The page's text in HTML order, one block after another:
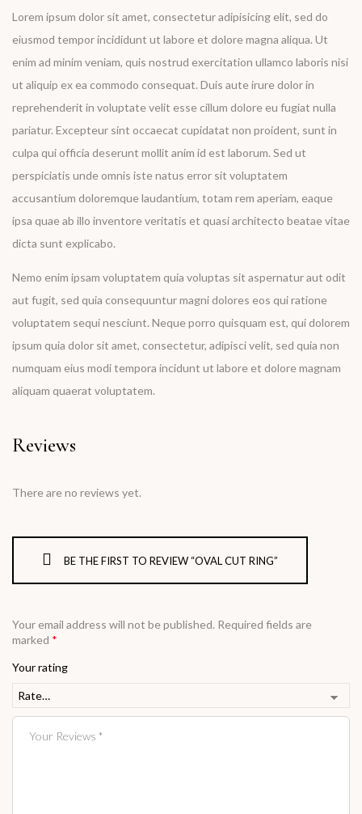
Lorem ipsum dolor sit amet, consectetur adipisicing elit, sed do
eiusmod tempor incididunt ut labore et dolore magna aliqua. Ut
enim ad minim veniam, quis nostrud exercitation ullamco laboris nisi
ut aliquip ex ea commodo consequat. Duis aute irure dolor in
reprehenderit in voluptate velit esse cillum dolore eu fugiat nulla
pariatur. Excepteur sint occaecat cupidatat non proident, sunt in
culpa qui officia deserunt mollit anim id est laborum. Sed ut
perspiciatis unde omnis iste natus error sit voluptatem
accusantium doloremque laudantium, totam rem aperiam, eaque
ipsa quae ab illo inventore veritatis et quasi architecto beatae vitae
dicta sunt explicabo.
Nemo enim ipsam voluptatem quia voluptas sit aspernatur aut odit
aut fugit, sed quia consequuntur magni dolores eos qui ratione
voluptatem sequi nesciunt. Neque porro quisquam est, qui dolorem
ipsum quia dolor sit amet, consectetur, adipisci velit, sed quia non
numquam eius modi tempora incidunt ut labore et dolore magnam
aliquam quaerat voluptatem.
Reviews
There are no reviews yet.
BE THE FIRST TO REVIEW “OVAL CUT RING”
Your email address will not be published. Required fields are
marked *
Your rating